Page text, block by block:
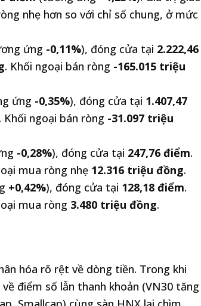
nhẹ hơn so với chỉ số chung, ở mức
ứng -0,11%), đóng cửa tại 2.222,46
. Khối ngoại bán ròng -165.015 triệu
ứng -0,35%), đóng cửa tại 1.407,47
. Khối ngoại bán ròng -31.097 triệu
-0,28%), đóng cửa tại 247,76 điểm.
mua ròng nhẹ 12.316 triệu đồng.
+0,42%), đóng cửa tại 128,18 điểm.
mua ròng 3.480 triệu đồng.
hóa rõ rệt về dòng tiền. Trong khi
điểm số lẫn thanh khoản (VN30 tăng